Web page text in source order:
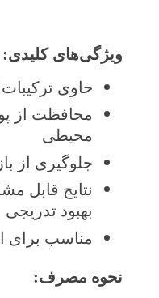
ویژگی‌های کلیدی:
حاوی
محافظت از
محیطی
جلوگیری از
نتایج قابل
بهبود تدریجی
مناسب برای
نحوه مصرف: